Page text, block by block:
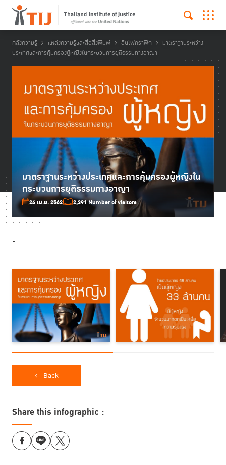
คลังความรู้ แหล่งความรู้และสื่อสิ่งพิมพ์ อินโฟกราฟิก
มาตราฐานระหว่าง
ประเทศและการคุ้มครองผู้หญิงในกระบวนการยุติธรรมทางอาญา
มาตราฐานระหว่างประเทศและการคุ้มครองผู้หญิงใน
กระบวนการยุติธรรมทางอาญา
24 เม.ย. 2562 2,391 Number of visitors
-
Back
Share this infographic :